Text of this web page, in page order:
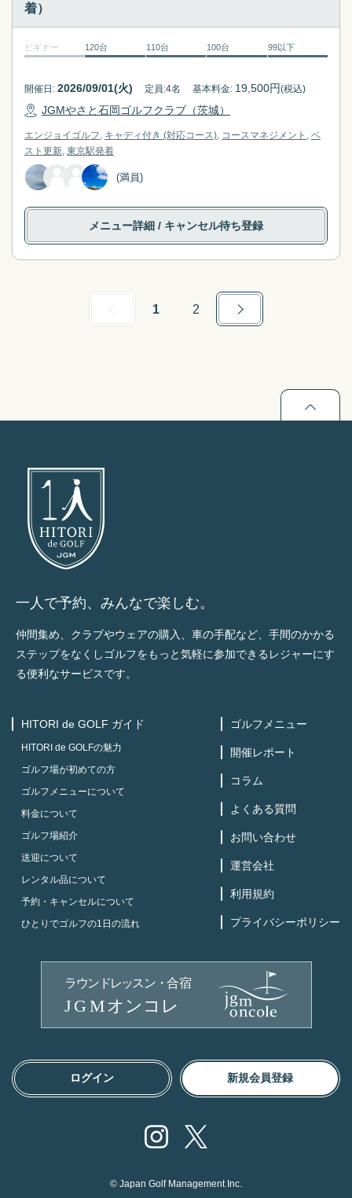
着）
ビギナー 120台 110台 100台 99以下
開催日: 2026/09/01(火) 定員:4名 基本料金: 19,500円(税込)
JGMやさと石岡ゴルフクラブ（茨城）
エンジョイゴルフ キャディ付き (対応コース) コースマネジメント
ベ
スト更新 東京駅発着
(満員)
メニュー詳細 / キャンセル待ち登録
Previous
1 2
一人で予約、みんなで楽しむ。
仲間集め、クラブやウェアの購入、車の手配など、手間のかかる
ステップをなくしゴルフをもっと気軽に参加できるレジャーにす
る便利なサービスです。
HITORI de GOLF ガイド
HITORI de GOLFの魅力
ゴルフ場が初めての方
ゴルフメニューについて
料金について
ゴルフ場紹介
送迎について
レンタル品について
予約・キャンセルについて
ひとりでゴルフの1日の流れ
ゴルフメニュー
開催レポート
コラム
よくある質問
お問い合わせ
運営会社
利用規約
プライバシーポリシー
ログイン 新規会員登録
Instagram
© Japan Golf Management Inc.